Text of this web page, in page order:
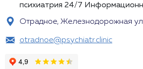
психиатрия 24/7
Отрадное, Железнодорожная
otradnoe@psychiatr.clinic